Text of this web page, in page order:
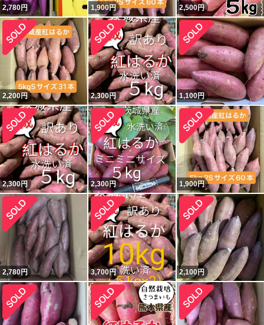
2,780円 1,900円 2,500円
2,200円 2,300円 1,100円
2,300円 2,300円 1,900円
2,780円 3,700円 2,100円